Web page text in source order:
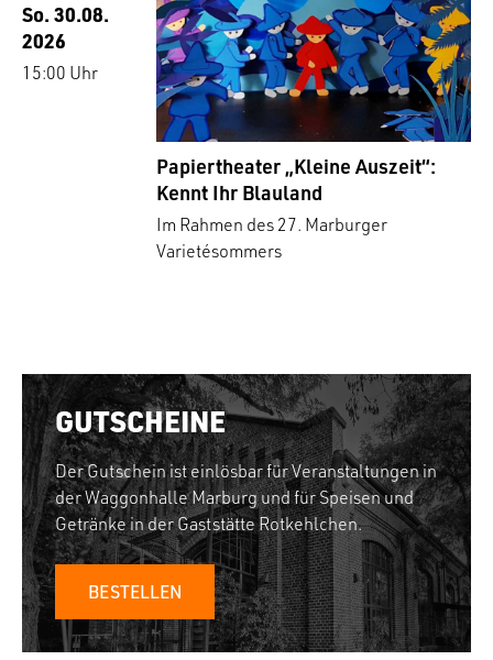
So. 30.08.
2026
15:00 Uhr
Papiertheater „Kleine Auszeit“:
Kennt Ihr Blauland
Im Rahmen des 27. Marburger
Varietésommers
GUTSCHEINE
Der Gutschein ist einlösbar für Veranstaltungen in
der Waggonhalle Marburg und für Speisen und
Getränke in der Gaststätte Rotkehlchen.
BESTELLEN